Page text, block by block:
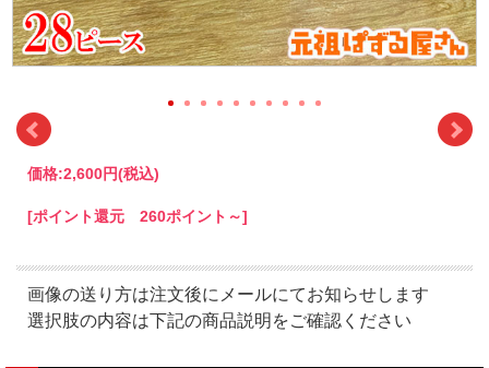
価格:2,600円(税込)
[ポイント還元 260ポイント～]
画像の送り方は注文後にメールにてお知らせします
選択肢の内容は下記の商品説明をご確認ください